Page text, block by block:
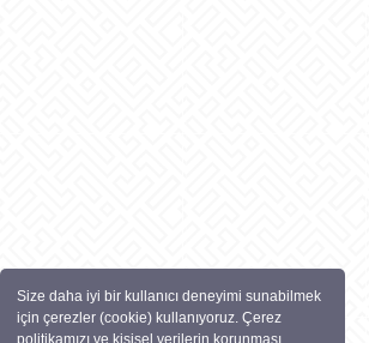
Size daha iyi bir kullanıcı deneyimi sunabilmek
için çerezler (cookie) kullanıyoruz. Çerez